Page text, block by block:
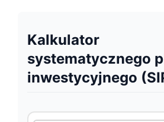
Kalkulator
systematycznego
inwestycyjnego